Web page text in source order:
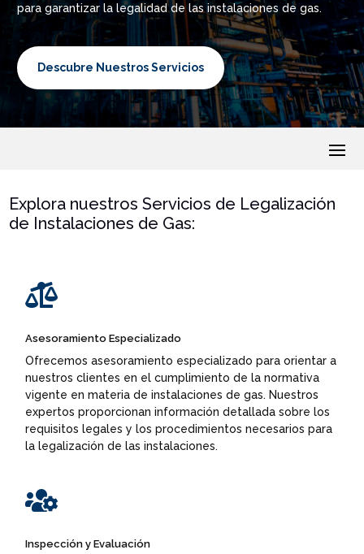
para garantizar la legalidad de las instalaciones de gas.
Descubre Nuestros Servicios
Explora nuestros Servicios de Legalización
de Instalaciones de Gas:

Asesoramiento Especializado
Ofrecemos asesoramiento especializado para orientar a
nuestros clientes en el cumplimiento de la normativa
vigente en materia de instalaciones de gas. Nuestros
expertos proporcionan información detallada sobre los
requisitos legales y los procedimientos necesarios para
la legalización de las instalaciones.

Inspección y Evaluación